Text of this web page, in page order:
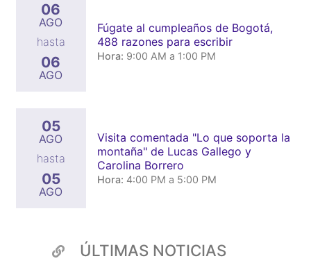
06
AGO
hasta
06
AGO
Fúgate al cumpleaños de Bogotá,
488 razones para escribir
Hora: 9:00 AM a 1:00 PM
05
AGO
hasta
05
AGO
Visita comentada "Lo que soporta la
montaña" de Lucas Gallego y
Carolina Borrero
Hora: 4:00 PM a 5:00 PM
ÚLTIMAS NOTICIAS